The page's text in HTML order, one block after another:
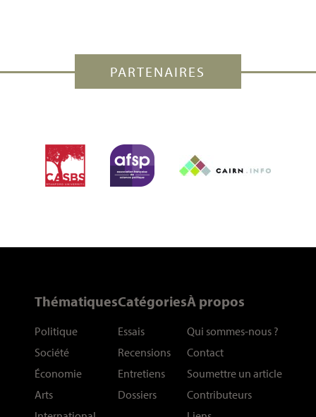
PARTENAIRES
Thématiques
Politique
Société
Économie
Arts
Catégories
Essais
Recensions
Entretiens
Dossiers
À propos
Qui sommes-nous ?
Contact
Soumettre un article
Contributeurs